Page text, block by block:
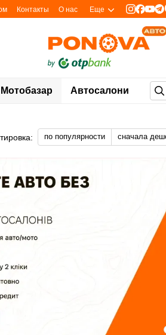
Контакты О нас Еще
Мотобазар Автосалони
по популярности сначала